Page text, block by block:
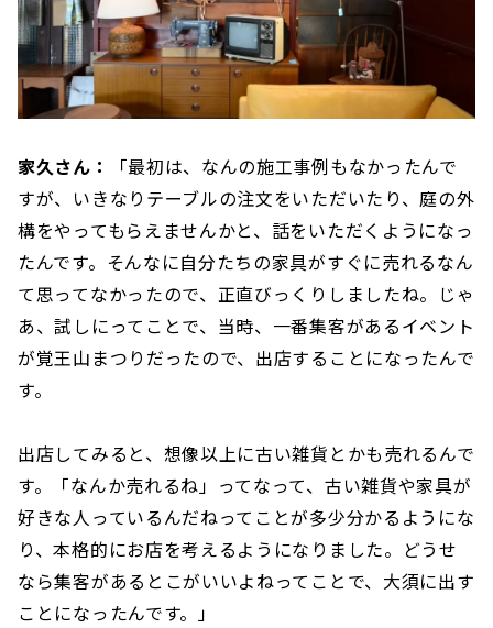
家久さん：
「最初は、なんの施工事例もなかったんで
すが、いきなりテーブルの注文をいただいたり、庭の外
構をやってもらえませんかと、話をいただくようになっ
たんです。そんなに自分たちの家具がすぐに売れるなん
て思ってなかったので、正直びっくりしましたね。じゃ
あ、試しにってことで、当時、一番集客があるイベント
が覚王山まつりだったので、出店することになったんで
す。
出店してみると、想像以上に古い雑貨とかも売れるんで
す。「なんか売れるね」ってなって、古い雑貨や家具が
好きな人っているんだねってことが多少分かるようにな
り、本格的にお店を考えるようになりました。どうせ
なら集客があるとこがいいよねってことで、大須に出す
ことになったんです。」